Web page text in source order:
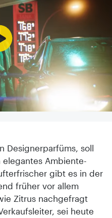
Designerparfüms, soll
elegantes Ambiente-
gibt es in der
früher vor allem
Zitrus nachgefragt
sei heute